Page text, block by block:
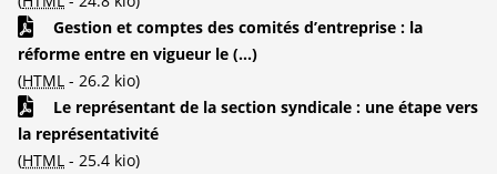
Gestion et comptes des comités d’entreprise : la
réforme entre en vigueur le (...)
(HTML - 26.2 kio)
Le représentant de la section syndicale : une étape vers
la représentativité
(HTML - 25.4 kio)